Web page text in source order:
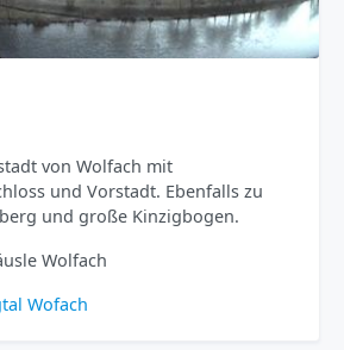
von Wolfach mit
und Vorstadt. Ebenfalls zu
und große Kinzigbogen.
Wolfach
Wofach